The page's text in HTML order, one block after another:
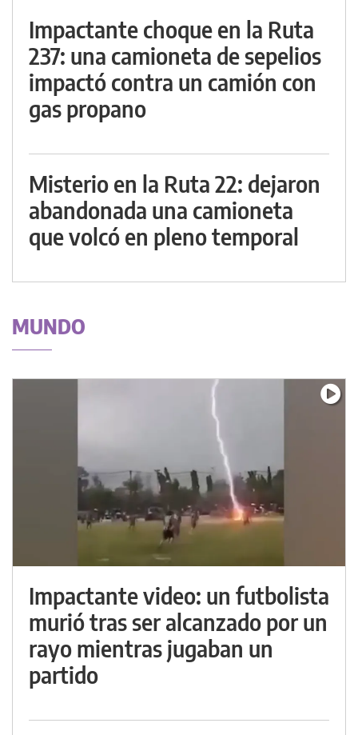
Impactante choque en la Ruta
237: una camioneta de sepelios
impactó contra un camión con
gas propano
Misterio en la Ruta 22: dejaron
abandonada una camioneta
que volcó en pleno temporal
MUNDO
Impactante video: un futbolista
murió tras ser alcanzado por un
rayo mientras jugaban un
partido